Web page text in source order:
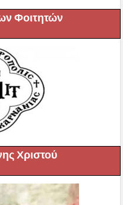
Φοιτητών
Χριστού